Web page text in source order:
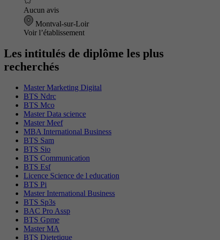
Aucun avis
Montval-sur-Loir
Voir l’établissement
Les intitulés de diplôme les plus
recherchés
Master Marketing Digital
BTS Ndrc
BTS Mco
Master Data science
Master Meef
MBA International Business
BTS Sam
BTS Sio
BTS Communication
BTS Esf
Licence Science de l education
BTS Pi
Master International Business
BTS Sp3s
BAC Pro Assp
BTS Gpme
Master MA
BTS Dietetique